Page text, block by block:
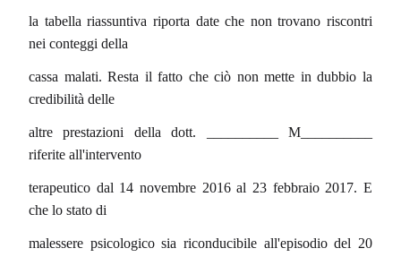
la tabella riassuntiva riporta date che non trovano riscontri
nei conteggi della
cassa malati. Resta il fatto che ciò non mette in dubbio la
credibilità delle
altre prestazioni della dott. __________ M__________
riferite all'intervento
terapeutico dal 14 novembre 2016 al 23 febbraio 2017. E
che lo stato di
malessere psicologico sia riconducibile all'episodio del 20